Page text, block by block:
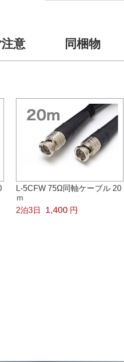
意 同梱物
L-5CFW 75Ω同軸ケーブル 20
ｍ
2泊3日
1,400 円